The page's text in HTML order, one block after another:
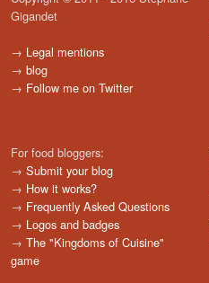
Gigandet
→ Legal mentions
→ blog
→ Follow me on Twitter
For food bloggers:
→ Submit your blog
→ How it works?
→ Frequently Asked Questions
→ Logos and badges
→ The "Kingdoms of Cuisine"
game